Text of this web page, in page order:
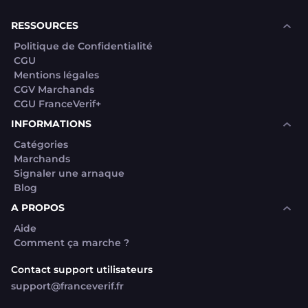
elles sont bloquées en attente. C'est un leurre.
RESSOURCES
Politique de Confidentialité
CGU
Mentions légales
CGV Marchands
CGU FranceVerif+
INFORMATIONS
Catégories
Marchands
Signaler une arnaque
Blog
A PROPOS
Aide
Comment ça marche ?
Contact support utilisateurs
support@franceverif.fr